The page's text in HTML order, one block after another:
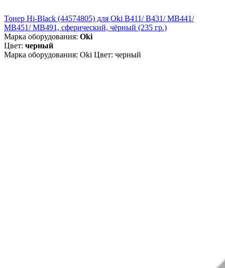
Тонер Hi-Black (44574805) для Oki B411/ B431/ MB441/
MB451/ MB491, сферический, чёрный (235 гр.)
Марка оборудования: Oki
Цвет: черный
Марка оборудования: Oki Цвет: черный